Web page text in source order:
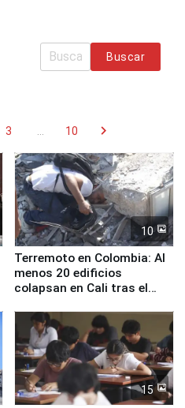
Buscar
3 10 chevron_right
10
Terremoto en Colombia: Al
menos 20 edificios
colapsan en Cali tras el
15